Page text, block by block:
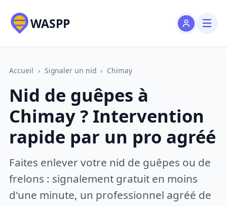
WASPP
Accueil › Signaler un nid › Chimay
Nid de guêpes à
Chimay ? Intervention
rapide par un pro agréé
Faites enlever votre nid de guêpes ou de
frelons : signalement gratuit en moins
d'une minute, un professionnel agréé de